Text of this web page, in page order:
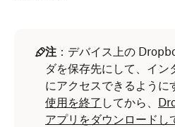
注 ：デバイス上の
ダを保存先にして、イン
にアクセスできるように
使用を終了 してから、
アプリをダウンロードし